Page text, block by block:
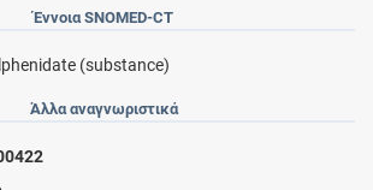
Έννοια SNOMED-CT
(substance)
Άλλα αναγνωριστικά